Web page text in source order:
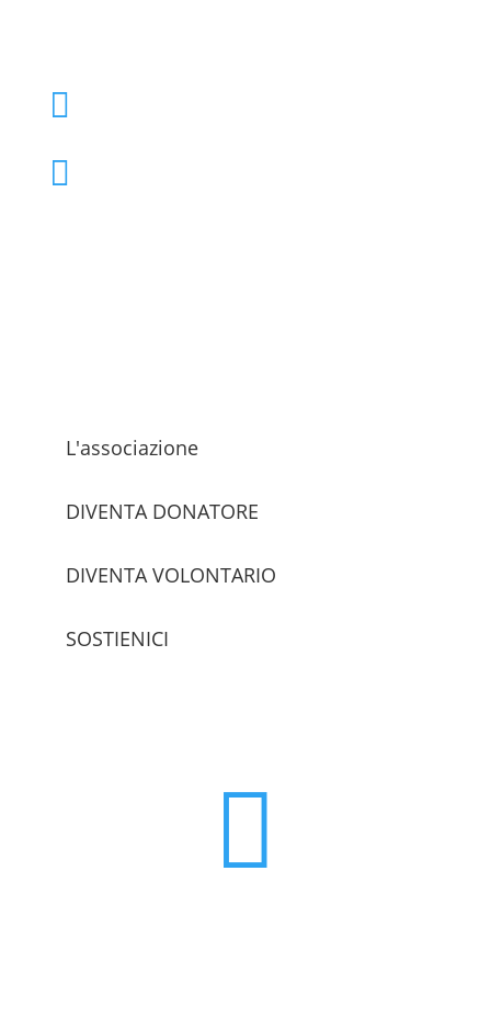


L'associazione
DIVENTA DONATORE
DIVENTA VOLONTARIO
SOSTIENICI
